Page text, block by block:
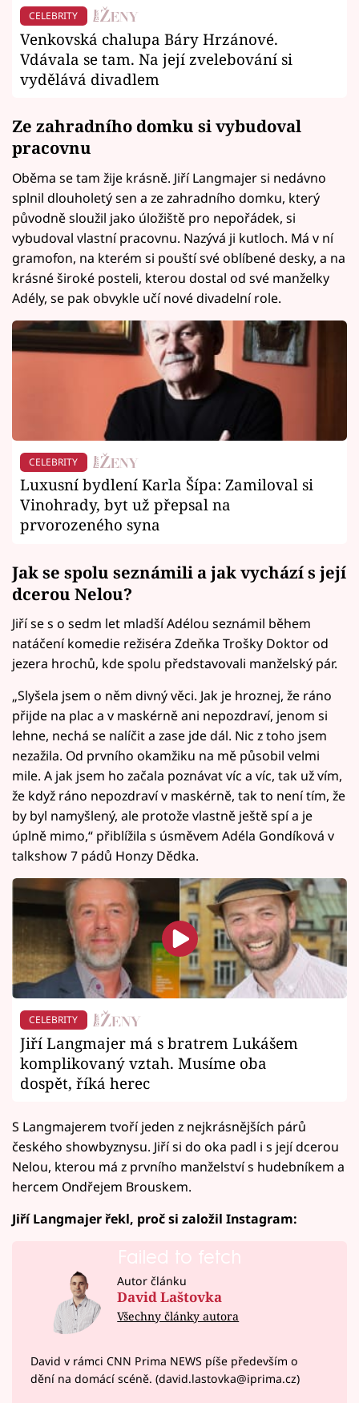
CELEBRITY
Venkovská chalupa Báry Hrzánové.
Vdávala se tam. Na její zvelebování si
vydělává divadlem
Ze zahradního domku si vybudoval
pracovnu
Oběma se tam žije krásně. Jiří Langmajer si nedávno
splnil dlouholetý sen a ze zahradního domku, který
původně sloužil jako úložiště pro nepořádek, si
vybudoval vlastní pracovnu. Nazývá ji kutloch. Má v ní
gramofon, na kterém si pouští své oblíbené desky, a na
krásné široké posteli, kterou dostal od své manželky
Adély, se pak obvykle učí nové divadelní role.
CELEBRITY
Luxusní bydlení Karla Šípa: Zamiloval si
Vinohrady, byt už přepsal na
prvorozeného syna
Jak se spolu seznámili a jak vychází s její
dcerou Nelou?
Jiří se s o sedm let mladší Adélou seznámil během
natáčení komedie režiséra Zdeňka Trošky Doktor od
jezera hrochů, kde spolu představovali manželský pár.
„Slyšela jsem o něm divný věci. Jak je hroznej, že ráno
přijde na plac a v maskérně ani nepozdraví, jenom si
lehne, nechá se nalíčit a zase jde dál. Nic z toho jsem
nezažila. Od prvního okamžiku na mě působil velmi
mile. A jak jsem ho začala poznávat víc a víc, tak už vím,
že když ráno nepozdraví v maskérně, tak to není tím, že
by byl namyšlený, ale protože vlastně ještě spí a je
úplně mimo,“ přiblížila s úsměvem Adéla Gondíková v
talkshow 7 pádů Honzy Dědka.
CELEBRITY
Jiří Langmajer má s bratrem Lukášem
komplikovaný vztah. Musíme oba
dospět, říká herec
S Langmajerem tvoří jeden z nejkrásnějších párů
českého showbyznysu. Jiří si do oka padl i s její dcerou
Nelou, kterou má z prvního manželství s hudebníkem a
hercem Ondřejem Brouskem.
Jiří Langmajer řekl, proč si založil Instagram:
Failed to fetch
Autor článku
David Laštovka
Všechny články autora
David v rámci CNN Prima NEWS píše především o
dění na domácí scéně. (david.lastovka@iprima.cz)